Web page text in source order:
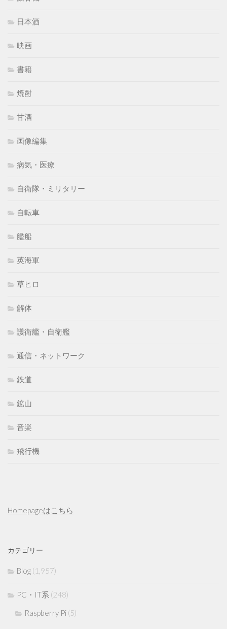
日本酒
映画
書籍
焼酎
甘酒
画像編集
病気・医療
自衛隊・ミリタリー
自転車
艦船
英海軍
草ヒロ
解体
護衛艦・自衛艦
通信・ネットワーク
鉄道
鉱山
音楽
飛行機
Homepageはこちら
カテゴリー
Blog (1,957)
PC・IT系 (248)
Raspberry Pi (5)